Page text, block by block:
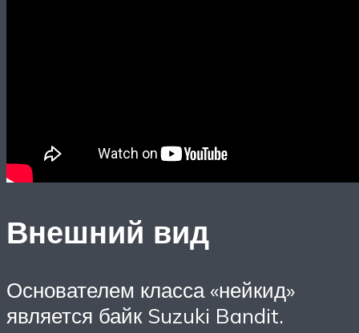
Внешний вид
Основателем класса «нейкид»
является байк Suzuki Bandit.